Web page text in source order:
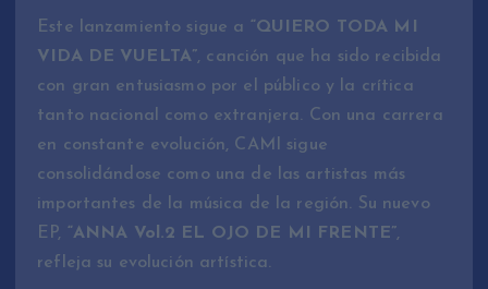
Este lanzamiento sigue a “QUIERO TODA MI
VIDA DE VUELTA”, canción que ha sido recibida
con gran entusiasmo por el público y la crítica
tanto nacional como extranjera. Con una carrera
en constante evolución, CAMI sigue
consolidándose como una de las artistas más
importantes de la música de la región. Su nuevo
EP, “ANNA Vol.2 EL OJO DE MI FRENTE”,
refleja su evolución artística.